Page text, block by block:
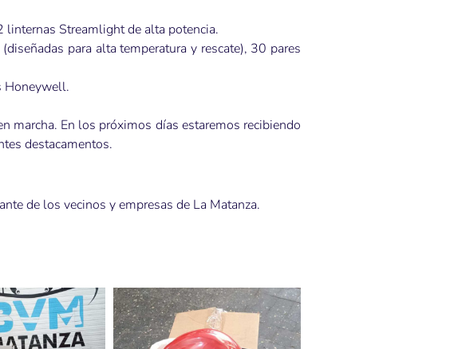
Streamlight de alta potencia.
para alta temperatura y rescate), 30 pares
Honeywell.
marcha. En los próximos días estaremos recibiendo
destacamentos.
de los vecinos y empresas de La Matanza.